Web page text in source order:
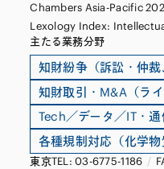
Chambers Asia-Pacific
Lexology Index:
主たる業務分野
知財紛争（訴訟・仲裁
知財取引・M&A（ライ
Tech／データ／IT・通
各種規制対応（化学物
東京TEL: 03-6775-1186 /